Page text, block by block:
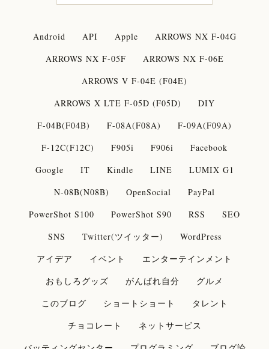
Android API Apple
ARROWS NX F-04G
ARROWS NX F-05F
ARROWS NX F-06E
ARROWS V F-04E (F04E)
ARROWS X LTE F-05D (F05D)
DIY
F-04B(F04B)
F-08A(F08A)
F-09A(F09A)
F-12C(F12C)
F905i F906i
Facebook
Google
IT Kindle LINE
LUMIX G1
N-08B(N08B)
OpenSocial
PayPal
PowerShot S100
PowerShot S90 RSS
SEO
SNS
Twitter(ツイッター)
WordPress
アイデア
イベント
エンターテインメント
おもしろグッズ
がんばれ自分
グルメ
このブログ
ショートショート
タレント
チョコレート
ネットサービス